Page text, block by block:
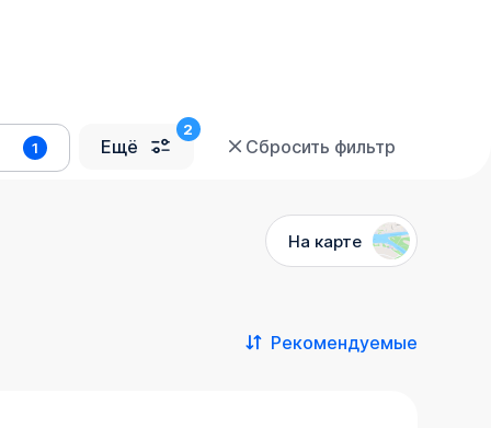
1 Ещё Сбросить фильтр
На карте
Рекомендуемые